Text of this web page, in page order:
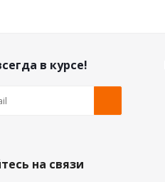
в курсе!
на связи